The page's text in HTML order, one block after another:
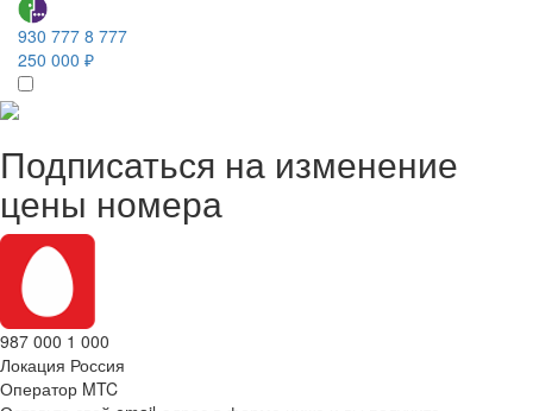
930 777 8 777
250 000 ₽
Подписаться на изменение
цены номера
987 000 1 000
Локация Россия
Оператор MTC